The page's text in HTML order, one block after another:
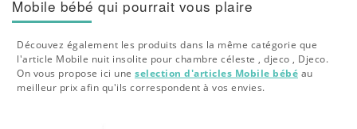
Mobile bébé qui pourrait vous plaire
Découvez également les produits dans la même catégorie que
l'article Mobile nuit insolite pour chambre céleste , djeco , Djeco.
On vous propose ici une selection d'articles Mobile bébé au
meilleur prix afin qu'ils correspondent à vos envies.